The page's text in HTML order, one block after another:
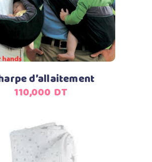
d’allaitement
110,000 DT